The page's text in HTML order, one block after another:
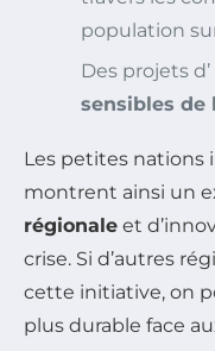
population
Des projets d’
sensibles de
Les petites nations
montrent ainsi un
régionale et
crise. Si d’autres
cette initiative, on
plus durable face